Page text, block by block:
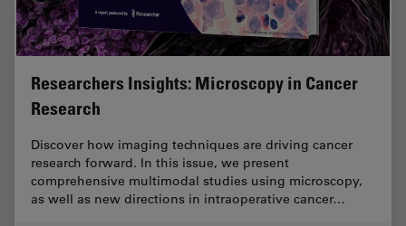
Researchers Insights: Microscopy in Cancer
Research
Discover how imaging techniques are driving cancer
research forward. In this issue, we present
comprehensive multimodal studies using microscopy,
as well as new directions in intraoperative cancer…